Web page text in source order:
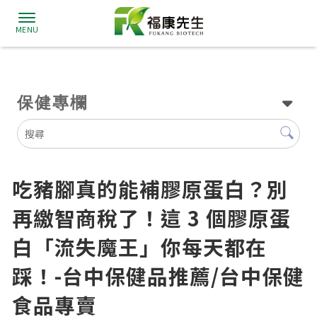
保健專欄
吃豬腳真的能補膠原蛋白？別
再繳智商稅了！這 3 個膠原蛋
白「流失魔王」你每天都在
踩！-台中保健品推薦/台中保健
食品專賣